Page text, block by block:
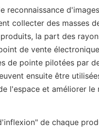
reconnaissance
collecter des masses
la part des
de vente
de pointe pilotées par
ensuite être
l'espace et améliorer le
de chaque